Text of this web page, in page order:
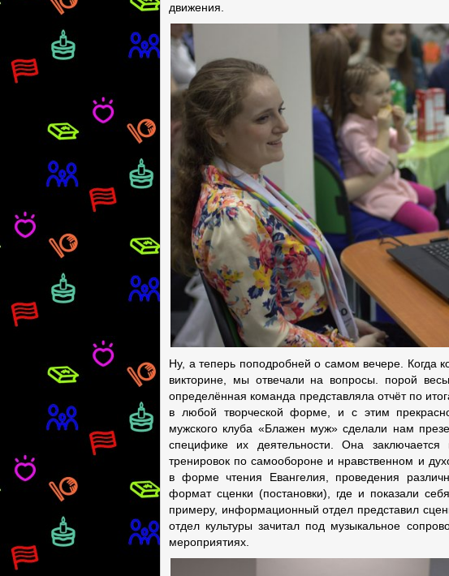
движения.
Ну, а теперь поподробней о самом вечере. Когда
викторине, мы отвечали на вопросы. порой
определённая команда представляла отчёт по
в любой творческой форме, и с этим
мужского клуба «Блажен муж» сделали нам
специфике их деятельности. Она
тренировок по самообороне и нравственном и
в форме чтения Евангелия, проведения
формат сценки (постановки), где и показали
примеру, информационный отдел представил
отдел культуры зачитал под музыкальное
мероприятиях.